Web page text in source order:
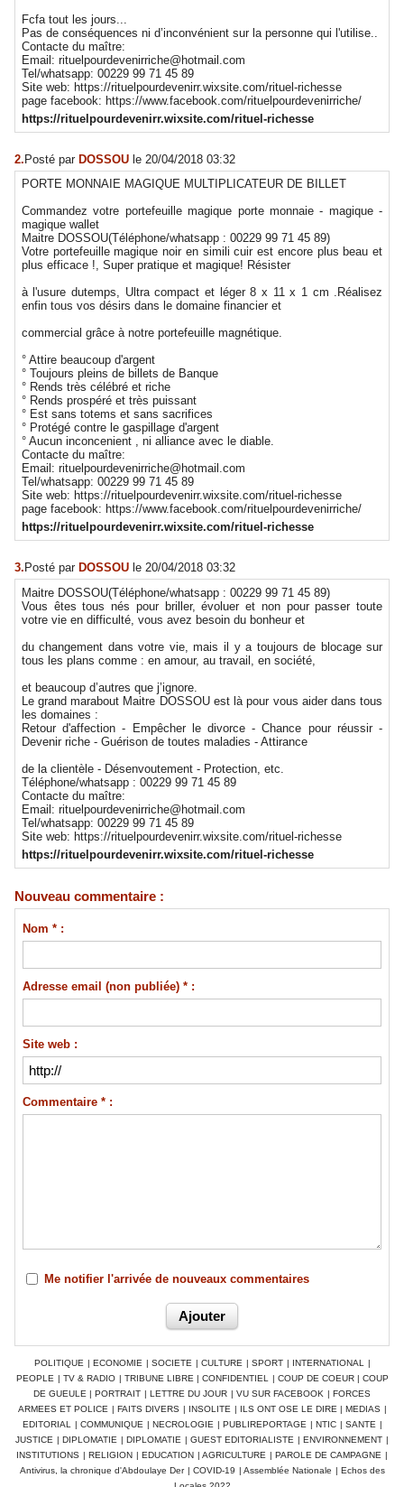
Fcfa tout les jours...
Pas de conséquences ni d’inconvénient sur la personne qui l'utilise..
Contacte du maître:
Email: rituelpourdevenirriche@hotmail.com
Tel/whatsapp: 00229 99 71 45 89
Site web: https://rituelpourdevenirr.wixsite.com/rituel-richesse
page facebook: https://www.facebook.com/rituelpourdevenirriche/
https://rituelpourdevenirr.wixsite.com/rituel-richesse
2.Posté par DOSSOU le 20/04/2018 03:32
PORTE MONNAIE MAGIQUE MULTIPLICATEUR DE BILLET
Commandez votre portefeuille magique porte monnaie - magique -
magique wallet
Maitre DOSSOU(Téléphone/whatsapp : 00229 99 71 45 89)
Votre portefeuille magique noir en simili cuir est encore plus beau et
plus efficace !, Super pratique et magique! Résister
à l'usure dutemps, Ultra compact et léger 8 x 11 x 1 cm .Réalisez
enfin tous vos désirs dans le domaine financier et
commercial grâce à notre portefeuille magnétique.
° Attire beaucoup d'argent
° Toujours pleins de billets de Banque
° Rends très célébré et riche
° Rends prospéré et très puissant
° Est sans totems et sans sacrifices
° Protégé contre le gaspillage d'argent
° Aucun inconcenient , ni alliance avec le diable.
Contacte du maître:
Email: rituelpourdevenirriche@hotmail.com
Tel/whatsapp: 00229 99 71 45 89
Site web: https://rituelpourdevenirr.wixsite.com/rituel-richesse
page facebook: https://www.facebook.com/rituelpourdevenirriche/
https://rituelpourdevenirr.wixsite.com/rituel-richesse
3. Posté par DOSSOU le 20/04/2018 03:32
Maitre DOSSOU(Téléphone/whatsapp : 00229 99 71 45 89)
Vous êtes tous nés pour briller, évoluer et non pour passer toute
votre vie en difficulté, vous avez besoin du bonheur et
du changement dans votre vie, mais il y a toujours de blocage sur
tous les plans comme : en amour, au travail, en société,
et beaucoup d’autres que j’ignore.
Le grand marabout Maitre DOSSOU est là pour vous aider dans tous
les domaines :
Retour d'affection - Empêcher le divorce - Chance pour réussir -
Devenir riche - Guérison de toutes maladies - Attirance
de la clientèle - Désenvoutement - Protection, etc.
Téléphone/whatsapp : 00229 99 71 45 89
Contacte du maître:
Email: rituelpourdevenirriche@hotmail.com
Tel/whatsapp: 00229 99 71 45 89
Site web: https://rituelpourdevenirr.wixsite.com/rituel-richesse
https://rituelpourdevenirr.wixsite.com/rituel-richesse
Nouveau commentaire :
Nom * :
Adresse email (non publiée) * :
Site web :
Commentaire * :
Me notifier l'arrivée de nouveaux commentaires
POLITIQUE | ECONOMIE | SOCIETE | CULTURE | SPORT | INTERNATIONAL
|
PEOPLE | TV & RADIO | TRIBUNE LIBRE | CONFIDENTIEL | COUP DE COEUR | COUP
DE GUEULE | PORTRAIT | LETTRE DU JOUR | VU SUR FACEBOOK | FORCES
ARMEES ET POLICE | FAITS DIVERS | INSOLITE | ILS ONT OSE LE DIRE | MEDIAS |
EDITORIAL
| COMMUNIQUE | NECROLOGIE | PUBLIREPORTAGE | NTIC | SANTE |
JUSTICE | DIPLOMATIE | DIPLOMATIE | GUEST EDITORIALISTE | ENVIRONNEMENT |
INSTITUTIONS | RELIGION | EDUCATION | AGRICULTURE | PAROLE DE CAMPAGNE |
Antivirus, la chronique d'Abdoulaye Der | COVID-19 | Assemblée Nationale | Echos des